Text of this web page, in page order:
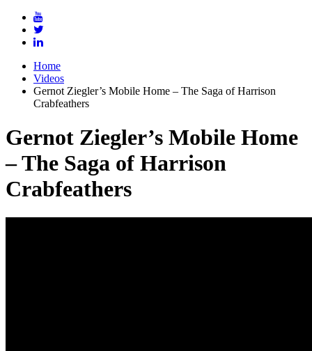
Home
Videos
Gernot Ziegler’s Mobile Home – The Saga of Harrison
Crabfeathers
Gernot Ziegler’s Mobile Home
– The Saga of Harrison
Crabfeathers